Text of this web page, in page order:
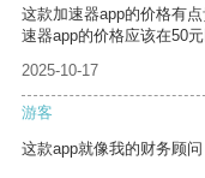
这款加速器app的价格有
速器app的价格应该在50元
2025-10-17
游客
这款app就像我的财务顾问